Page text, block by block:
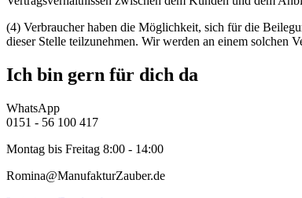
(4) Verbraucher haben die Möglichkeit, sich für die
dieser Stelle teilzunehmen. Wir werden an einem solchen
Ich bin gern für dich da
WhatsApp
0151 - 56 100 417
Montag bis Freitag 8:00 - 14:00
Romina@ManufakturZauber.de